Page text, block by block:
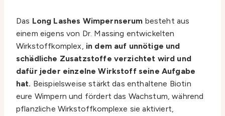
Das Long Lashes Wimpernserum besteht aus
einem eigens von Dr. Massing entwickelten
Wirkstoffkomplex, in dem auf unnötige und
schädliche Zusatzstoffe verzichtet wird und
dafür jeder einzelne Wirkstoff seine Aufgabe
hat. Beispielsweise stärkt das enthaltene Biotin
eure Wimpern und fördert das Wachstum, während
pflanzliche Wirkstoffkomplexe sie aktiviert,